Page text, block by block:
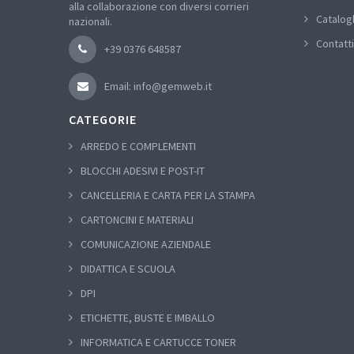
alla collaborazione con diversi corrieri
nazionali.
+39 0376 648587
Email: info@gemweb.it
Contatti
CATEGORIE
ARREDO E COMPLEMENTI
BLOCCHI ADESIVI E POST-IT
CANCELLERIA E CARTA PER LA STAMPA
CARTONCINI E MATERIALI
COMUNICAZIONE AZIENDALE
DIDATTICA E SCUOLA
DPI
ETICHETTE, BUSTE E IMBALLO
INFORMATICA E CARTUCCE TONER